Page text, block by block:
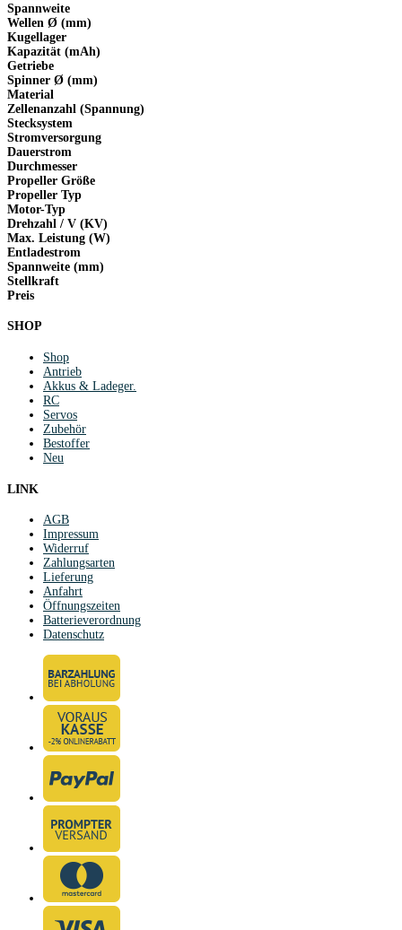
Spannweite
Wellen Ø (mm)
Kugellager
Kapazität (mAh)
Getriebe
Spinner Ø (mm)
Material
Zellenanzahl (Spannung)
Stecksystem
Stromversorgung
Dauerstrom
Durchmesser
Propeller Größe
Propeller Typ
Motor-Typ
Drehzahl / V (KV)
Max. Leistung (W)
Entladestrom
Spannweite (mm)
Stellkraft
Preis
SHOP
Shop
Antrieb
Akkus & Ladeger.
RC
Servos
Zubehör
Bestoffer
Neu
LINK
AGB
Impressum
Widerruf
Zahlungsarten
Lieferung
Anfahrt
Öffnungszeiten
Batterieverordnung
Datenschutz